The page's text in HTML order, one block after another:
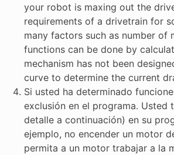
your robot is maxing out the
requirements of a drivetrain for
many factors such as number
functions can be done by
mechanism has not been
curve to determine the current
Si usted ha determinado
exclusión en el programa. Usted
detalle a continuación) en su
ejemplo, no encender un motor
permita a un motor trabajar a la